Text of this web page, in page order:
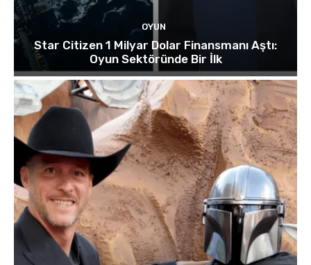
OYUN
Star Citizen 1 Milyar Dolar Finansmanı Aştı:
Oyun Sektöründe Bir İlk